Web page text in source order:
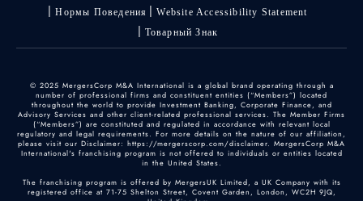
Нормы Поведения
Website Accessibility Statement
Товарный Знак
© 2025 MergersCorp M&A International is a global brand operating through a
number of professional firms and constituent entities (“Members”) located
throughout the world to provide Investment Banking, Corporate Finance, and
Advisory Services and other client-related professional services. The Member Firms
(“Members”) are constituted and regulated in accordance with relevant local
regulatory and legal requirements. For more details on the nature of our affiliation,
please visit our Disclaimer: https://mergerscorp.com/disclaimer. MergersCorp M&A
International's franchising program is not offered to individuals or entities located
in the United States.
The franchising program is offered by MergersUK Limited, a UK Company with its
registered office at 71-75 Shelton Street, Covent Garden, London, WC2H 9JQ,